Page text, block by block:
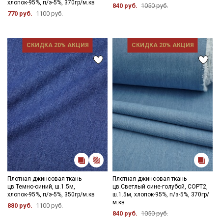
хлопок-95%, п/э-5%, 370гр/м.кв
770 руб. 1100 руб.
840 руб. 1050 руб.
СКИДКА 20% АКЦИЯ
Плотная джинсовая ткань
цв.Темно-синий, ш.1.5м,
хлопок-95%, п/э-5%, 350гр/м.кв
880 руб. 1100 руб.
СКИДКА 20% АКЦИЯ
Плотная джинсовая ткань
цв.Светлый сине-голубой, СОРТ2,
ш.1.5м, хлопок-95%, п/э-5%, 370гр/
м.кв
840 руб. 1050 руб.